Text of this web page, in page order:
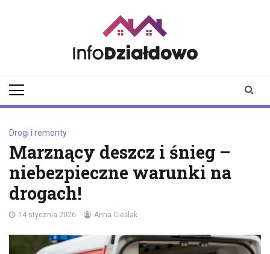
Drogi i remonty
Marznący deszcz i śnieg –
niebezpieczne warunki na
drogach!
14 stycznia 2026 Anna Cieślak